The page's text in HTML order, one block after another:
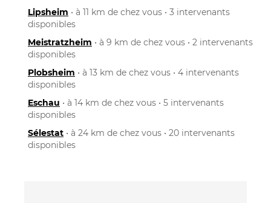
Lipsheim • à 11 km de chez vous • 3 intervenants
disponibles
Meistratzheim • à 9 km de chez vous • 2 intervenants
disponibles
Plobsheim • à 13 km de chez vous • 4 intervenants
disponibles
Eschau • à 14 km de chez vous • 5 intervenants
disponibles
Sélestat • à 24 km de chez vous • 20 intervenants
disponibles